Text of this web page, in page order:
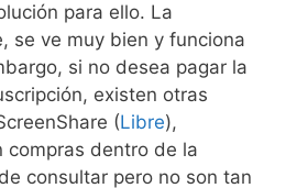
para ello. La
se ve muy bien y funciona
si no desea pagar la
existen otras
(Libre),
compras dentro de la
consultar pero no son tan